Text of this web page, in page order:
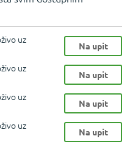
uz
Na upit
uz
Na upit
uz
Na upit
uz
Na upit